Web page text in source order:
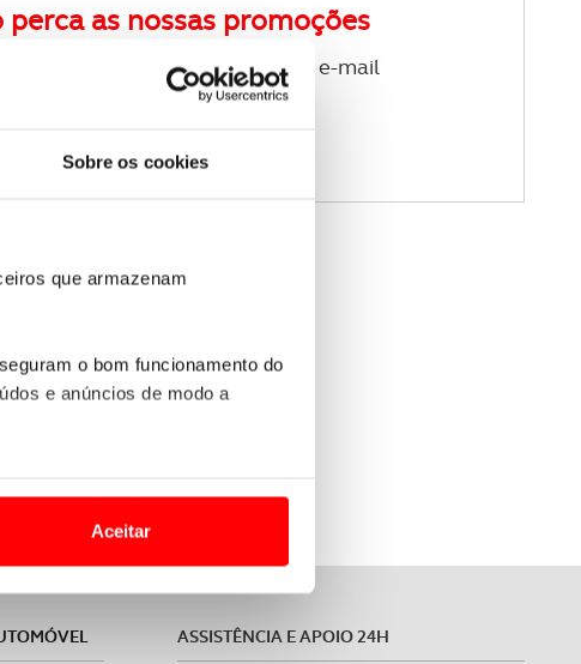
Sobre os cookies
que armazenam
o bom funcionamento do
e anúncios de modo a
para lhe proporcionar
website.
e de análise, com parceiros
Aceitar
perca as nossas promoções
a newsletter de viagens no seu e-mail
ASSISTÊNCIA E APOIO 24H